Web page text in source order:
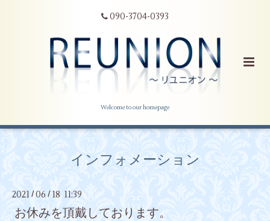
090-3704-0393
Welcome to our homepage
インフォメーション
2021 / 06 / 18 11:39
お休みを頂戴しております。